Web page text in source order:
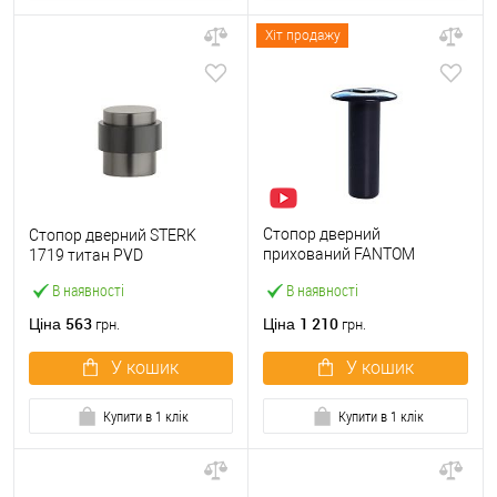
В наявності
Стопор дверний STERK
1719 титан PVD
Ціна 563 грн.
У кошик
Купити в 1 клік
Хіт продажу
В наявності
Стопор дверний
прихований FANTOM
Ціна 1 210 грн.
У кошик
Купити в 1 клік